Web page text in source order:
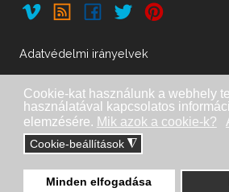
Cookie-kat használunk a webhely
használatával kapcsolatos
elemzésére. Mik azok a cookie-k?
Cookie-beállítások ◮
Minden elfogadása
Adatvédelmi irányelvek
Import, forgalmazás és szerzői jog:
Brno. | Telefon:548 212 335
100|
Ez az oldal létrejött